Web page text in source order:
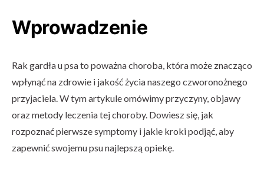
Wprowadzenie
Rak gardła u psa to poważna choroba, która może znacząco
wpłynąć na zdrowie i jakość życia naszego czworonożnego
przyjaciela. W tym artykule omówimy przyczyny, objawy
oraz metody leczenia tej choroby. Dowiesz się, jak
rozpoznać pierwsze symptomy i jakie kroki podjąć, aby
zapewnić swojemu psu najlepszą opiekę.